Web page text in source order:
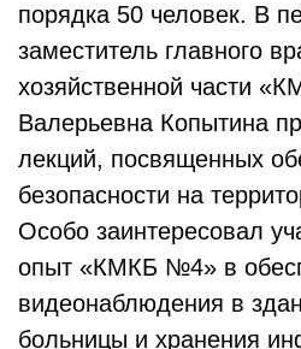
порядка 50 человек. В
заместитель главного
хозяйственной части
Валерьевна Копытина
лекций, посвященных
безопасности на
Особо заинтересовал
опыт «КМКБ №4» в
видеонаблюдения в
больницы и хранения